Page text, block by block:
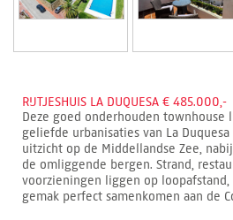
RIJTJESHUIS LA DUQUESA € 485.000,-
Deze goed onderhouden townhouse
geliefde urbanisaties van La
uitzicht op de Middellandse Zee,
de omliggende bergen. Strand,
voorzieningen liggen op
gemak perfect samenkomen aan de